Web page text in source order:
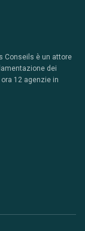
Conseils è un attore
dei
12 agenzie in